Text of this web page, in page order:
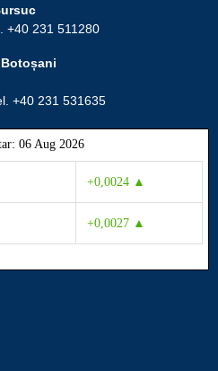
+40 231 511280
+40 231 531635
06 Aug 2026
+0,0024 ▲
+0,0027 ▲